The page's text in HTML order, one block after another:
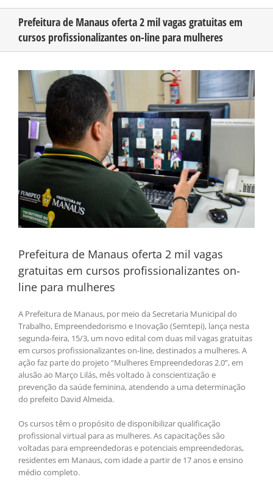
CONHEÇA O AMAZONAS
PUBLICIDADE
CONTATO
Prefeitura de Manaus oferta 2 mil vagas gratuitas em
cursos profissionalizantes on-line para mulheres
View
Larger
Image
Prefeitura de Manaus oferta 2 mil vagas
gratuitas em cursos profissionalizantes on-
line para mulheres
A Prefeitura de Manaus, por meio da Secretaria Municipal do
Trabalho, Empreendedorismo e Inovação (Semtepi), lança nesta
segunda-feira, 15/3, um novo edital com duas mil vagas gratuitas
em cursos profissionalizantes on-line, destinados a mulheres. A
ação faz parte do projeto “Mulheres Empreendedoras 2.0”, em
alusão ao Março Lilás, mês voltado à conscientização e
prevenção da saúde feminina, atendendo a uma determinação
do prefeito David Almeida.
Os cursos têm o propósito de disponibilizar qualificação
profissional virtual para as mulheres. As capacitações são
voltadas para empreendedoras e potenciais empreendedoras,
residentes em Manaus, com idade a partir de 17 anos e ensino
médio completo.